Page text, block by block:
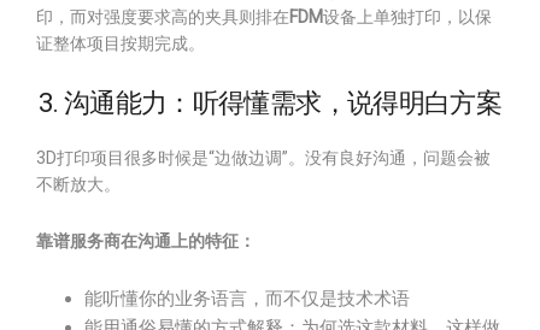
印，而对强度要求高的夹具则排在FDM设备上单独打印，以保
证整体项目按期完成。
3. 沟通能力：听得懂需求，说得明白方案
3D打印项目很多时候是“边做边调”。没有良好沟通，问题会被
不断放大。
靠谱服务商在沟通上的特征：
能听懂你的业务语言，而不仅是技术术语